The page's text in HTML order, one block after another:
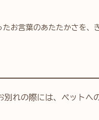
お言葉のあたたかさを、
別れの際には、ペットへ